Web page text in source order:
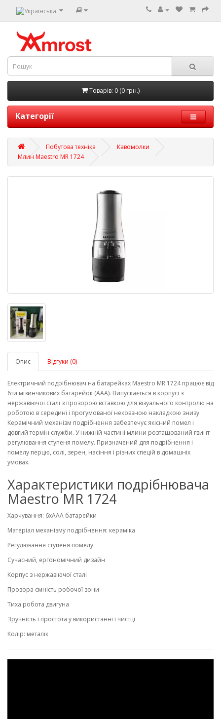
Товарів: 0 (0 грн.)
Категорії
Побутова техніка
Кавомолки
Млин Maestro MR 1724
Опис Відгуки (0)
Електричний подрібнювач на батарейках Maestro MR 1724 працює від
6ти мізинчикових батарейок (ААА). Випускається в корпусі з
нержавіючої сталі з прозорою вставкою для візуального контролю на
роботою в середині і прогумованої нековзною накладкою знизу.
Керамічний механізм подрібнення забезпечує якісний помел і
довгий термін служби. У нижній частині млини розташований гвинт
регулювання ступеня помелу. Призначений для подрібнення і
помелу перцю, солі, зерен, насіння і різних спецій в домашніх
умовах.
Характеристики подрібнювача
Maestro MR 1724
Харчування: 6хААА батарейки
Матеріал механізму подрібнення: кераміка
Регулювання ступеня помелу
Сучасний, ергономічний дизайн
Корпус з нержавіючої сталі
Прозора ємність робочої зони
Тиха робота двигуна
Зручність і простота у використанні і чистці
Колір: металік